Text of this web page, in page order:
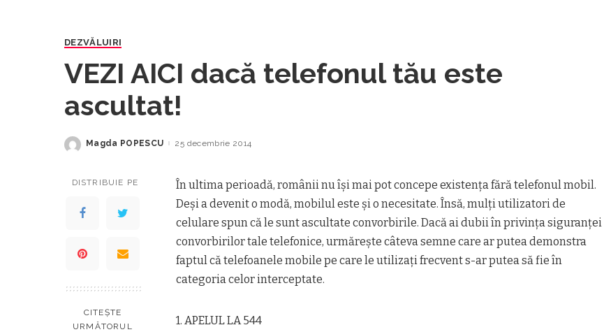
DEZVĂLUIRI
VEZI AICI dacă telefonul tău este
ascultat!
Posted
Magda POPESCU 25 decembrie 2014
DISTRIBUIE PE
CITEȘTE
URMĂTORUL
În ultima perioadă, românii nu îşi mai pot concepe existenţa fără telefonul mobil.
Deşi a devenit o modă, mobilul este şi o necesitate. Însă, mulţi utilizatori de
celulare spun că le sunt ascultate convorbirile. Dacă ai dubii în privinţa siguranţei
convorbirilor tale telefonice, urmăreşte câteva semne care ar putea demonstra
faptul că telefoanele mobile pe care le utilizați frecvent s-ar putea să fie în
categoria celor interceptate.
1. APELUL LA 544